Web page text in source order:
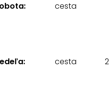
cesta
cesta 2